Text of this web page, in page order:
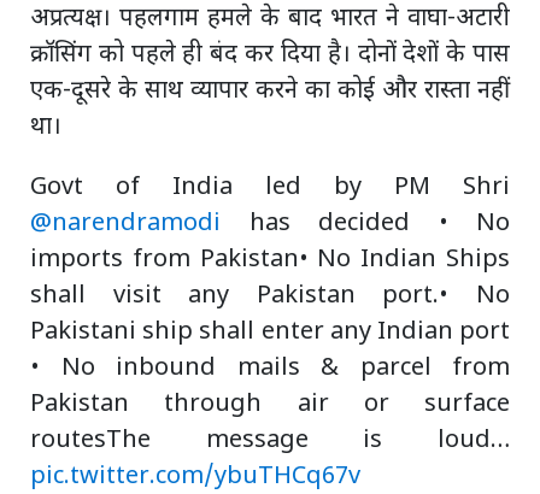
अप्रत्यक्ष। पहलगाम हमले के बाद भारत ने वाघा-अटारी
क्रॉसिंग को पहले ही बंद कर दिया है। दोनों देशों के पास
एक-दूसरे के साथ व्यापार करने का कोई और रास्ता नहीं
था।
Govt of India led by PM Shri
@narendramodi has decided • No
imports from Pakistan• No Indian Ships
shall visit any Pakistan port.• No
Pakistani ship shall enter any Indian port
• No inbound mails & parcel from
Pakistan through air or surface
routesThe message is loud…
pic.twitter.com/ybuTHCq67v